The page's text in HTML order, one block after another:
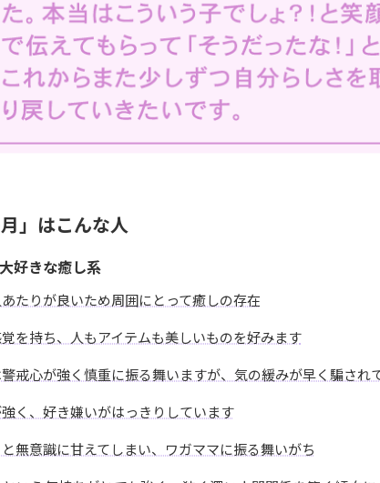
月」はこんな人
好きな癒し系
たりが良いため周囲にとって癒しの存在
を持ち、人もアイテムも美しいものを好みます
戒心が強く慎重に振る舞いますが、気の緩みが早く騙され
く、好き嫌いがはっきりしています
無意識に甘えてしまい、ワガママに振る舞いがち